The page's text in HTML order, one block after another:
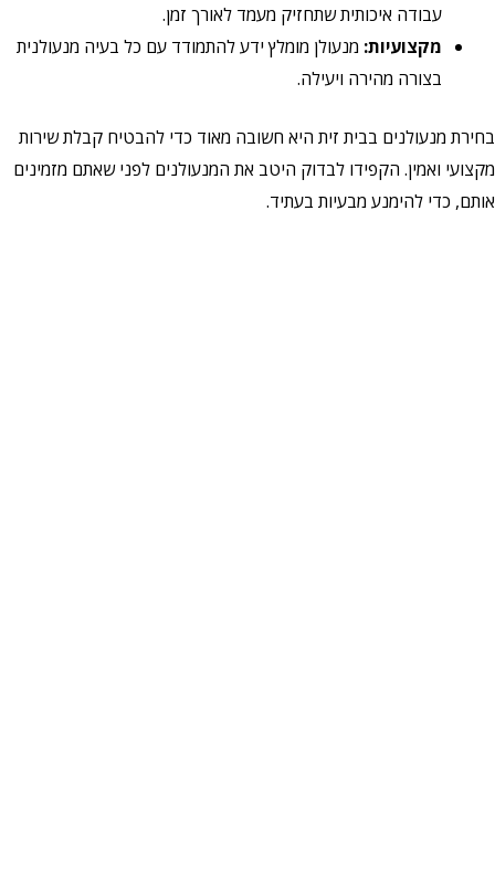
עבודה איכותית שתחזיק מעמד לאורך זמן.
מקצועיות: מנעולן מומלץ ידע להתמודד עם כל בעיה מנעולנית
בצורה מהירה ויעילה.
בחירת מנעולנים בבית זית היא חשובה מאוד כדי להבטיח קבלת שירות
מקצועי ואמין. הקפידו לבדוק היטב את המנעולנים לפני שאתם מזמינים
אותם, כדי להימנע מבעיות בעתיד.